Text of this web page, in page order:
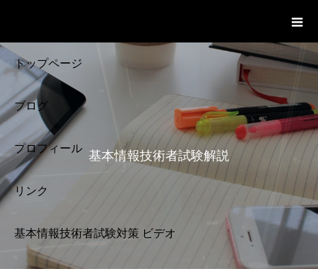
トップページ
ブログ
プロフィール
リンク
基本情報技術者試験対策 ビデオ
基本情報技術者試験解説